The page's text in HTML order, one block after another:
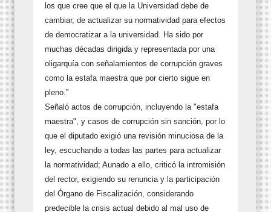
los que cree que el que la Universidad debe de
cambiar, de actualizar su normatividad para efectos
de democratizar a la universidad. Ha sido por
muchas décadas dirigida y representada por una
oligarquía con señalamientos de corrupción graves
como la estafa maestra que por cierto sigue en
pleno.”
Señaló actos de corrupción, incluyendo la "estafa
maestra", y casos de corrupción sin sanción, por lo
que el diputado exigió una revisión minuciosa de la
ley, escuchando a todas las partes para actualizar
la normatividad; Aunado a ello, criticó la intromisión
del rector, exigiendo su renuncia y la participación
del Órgano de Fiscalización, considerando
predecible la crisis actual debido al mal uso de